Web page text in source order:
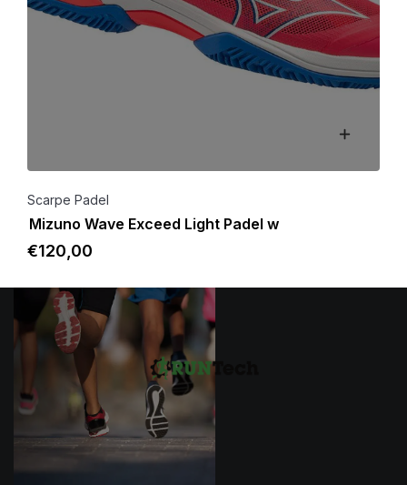
Scarpe Padel
Mizuno Wave Exceed Light Padel w
€120 ,00